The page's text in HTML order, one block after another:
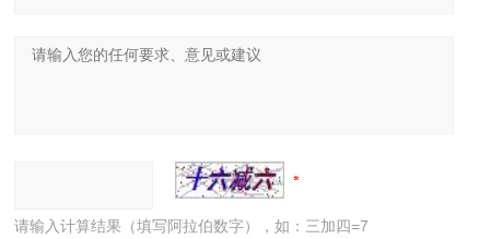
请输入计算结果（填写阿拉伯数字），如：三加四=7